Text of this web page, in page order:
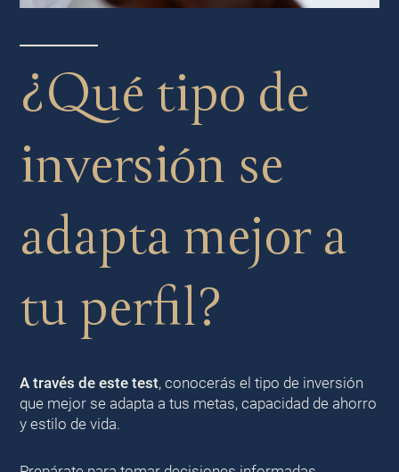
¿Qué tipo de
inversión se
adapta mejor a
tu perfil?
A través de este test, conocerás el tipo de inversión
que mejor se adapta a tus metas, capacidad de ahorro
y estilo de vida.